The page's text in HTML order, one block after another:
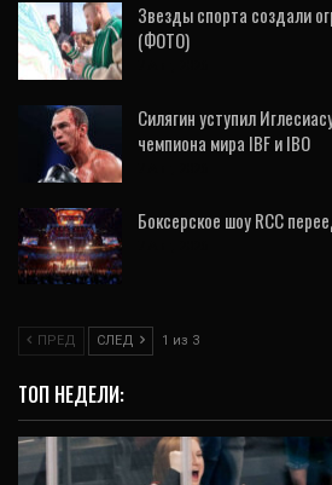
Звезды спорта создали
(ФОТО)
Силягин уступил
чемпиона мира IBF и IBO
Боксерское шоу RCC
ПРЕД СЛЕД 1 из 3
ТОП НЕДЕЛИ: